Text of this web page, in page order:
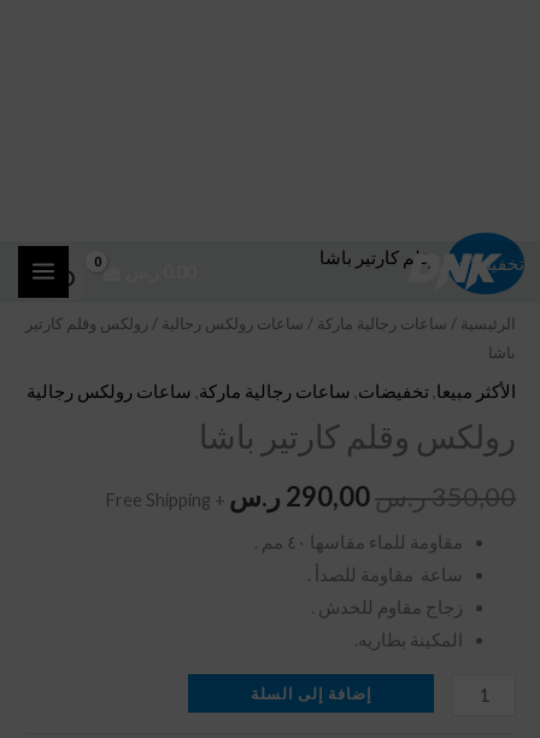
تخطي
إلى
المحتوى
تخفيضات!
الرئيسية / ساعات رجالية ماركة / ساعات رولكس رجالية / رولكس وقلم كارتير
باشا
الأكثر مبيعا تخفيضات ساعات رجالية ماركة ساعات رولكس رجالية
رولكس وقلم كارتير باشا
350,00ر.س
السعر
الأصلي
350,00 ر.س.
290,00 ر.س
الحالي
290,00 ر.س.
+ Free Shipping
مقاومة للماء مقاسها ٤٠ مم .
ساعة مقاومة للصدأ .
زجاج مقاوم للخدش .
المكينة بطاريه.
كمية
رولكس
وقلم
كارتير
باشا
إضافة إلى السلة